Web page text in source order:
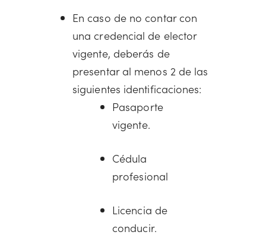
En caso de no contar con
una credencial de elector
vigente, deberás de
presentar al menos 2 de las
siguientes identificaciones:
Pasaporte
vigente.
Cédula
profesional
Licencia de
conducir.